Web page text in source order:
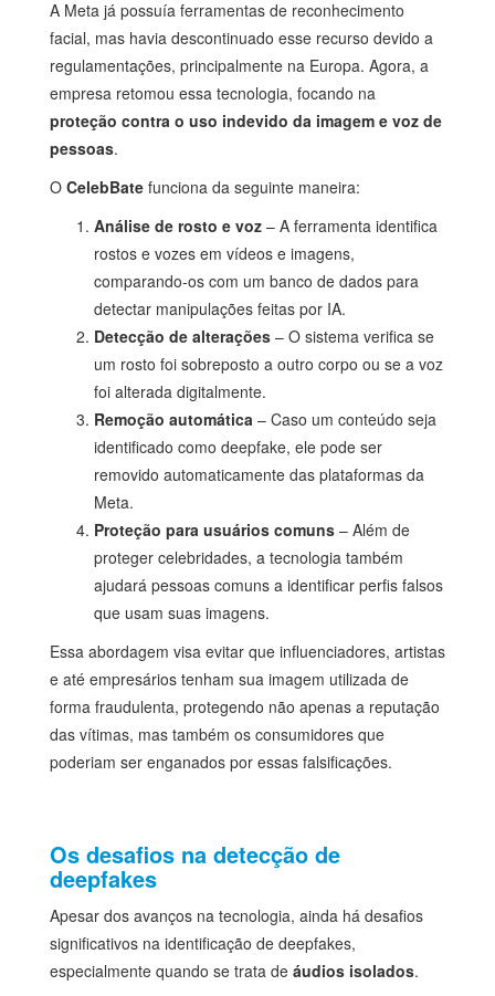
A Meta já possuía ferramentas de reconhecimento
facial, mas havia descontinuado esse recurso devido a
regulamentações, principalmente na Europa. Agora, a
empresa retomou essa tecnologia, focando na
proteção contra o uso indevido da imagem e voz de
pessoas.
O CelebBate funciona da seguinte maneira:
Análise de rosto e voz – A ferramenta identifica
rostos e vozes em vídeos e imagens,
comparando-os com um banco de dados para
detectar manipulações feitas por IA.
Detecção de alterações – O sistema verifica se
um rosto foi sobreposto a outro corpo ou se a voz
foi alterada digitalmente.
Remoção automática – Caso um conteúdo seja
identificado como deepfake, ele pode ser
removido automaticamente das plataformas da
Meta.
Proteção para usuários comuns – Além de
proteger celebridades, a tecnologia também
ajudará pessoas comuns a identificar perfis falsos
que usam suas imagens.
Essa abordagem visa evitar que influenciadores, artistas
e até empresários tenham sua imagem utilizada de
forma fraudulenta, protegendo não apenas a reputação
das vítimas, mas também os consumidores que
poderiam ser enganados por essas falsificações.
Os desafios na detecção de
deepfakes
Apesar dos avanços na tecnologia, ainda há desafios
significativos na identificação de deepfakes,
especialmente quando se trata de áudios isolados.